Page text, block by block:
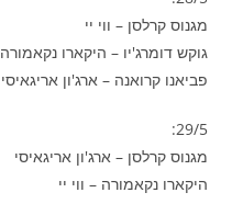
מגנוס קרלסן – ווי יי
גוקש דומרג'יו – היקארו נקאמורה
פביאנו קרואנה – ארג'ון אריגאיסי
29/5:
מגנוס קרלסן – ארג'ון אריגאיסי
היקארו נקאמורה – ווי יי